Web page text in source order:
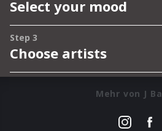
Mehr von J